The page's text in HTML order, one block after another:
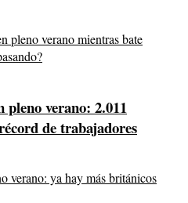
pleno verano: 2.011
de trabajadores